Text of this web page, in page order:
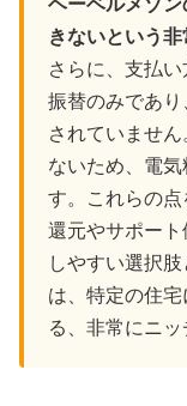
きないという非
さらに、支払
振替のみであ
されていませ
ないため、電
す。これらの点
還元やサポー
しやすい選択
は、特定の住
る、非常にニッ